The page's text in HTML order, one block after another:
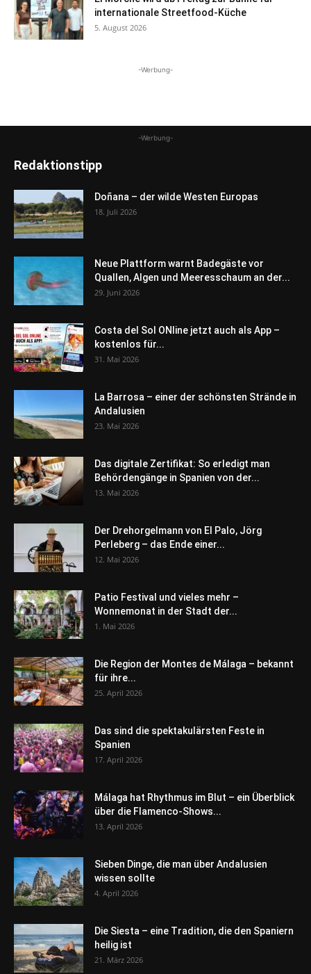
internationale Streetfood-Küche
5. August 2026
-Werbung-
-Werbung-
Redaktionstipp
Doñana – der wilde Westen Europas
18. Juli 2026
Neue Plattform warnt Badegäste vor
Quallen, Algen und Meeresschaum an der...
29. Juni 2026
Costa del Sol ONline jetzt auch als App –
kostenlos für...
31. Mai 2026
La Barrosa – einer der schönsten Strände in
Andalusien
23. Mai 2026
Das digitale Zertifikat: So erledigt man
Behördengänge in Spanien von der...
13. Mai 2026
Der Drehorgelmann von El Palo, Jörg
Perleberg – das Ende einer...
12. Mai 2026
Patio Festival und vieles mehr –
Wonnemonat in der Stadt der...
1. Mai 2026
Die Region der Montes de Málaga – bekannt
für ihre...
25. April 2026
Das sind die spektakulärsten Feste in
Spanien
17. April 2026
Málaga hat Rhythmus im Blut – ein Überblick
über die Flamenco-Shows...
13. April 2026
Sieben Dinge, die man über Andalusien
wissen sollte
4. April 2026
Die Siesta – eine Tradition, die den Spaniern
heilig ist
21. März 2026